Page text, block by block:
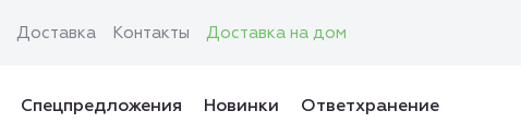
Доставка Контакты Доставка на дом
Спецпредложения Новинки Ответхранение